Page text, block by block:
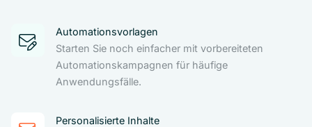
Automationsvorlagen
Starten Sie noch einfacher mit vorbereiteten
Automationskampagnen für häufige
Anwendungsfälle.
Personalisierte Inhalte